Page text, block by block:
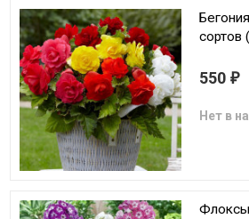
сортов
550 ₽
Нет в
Флоксы